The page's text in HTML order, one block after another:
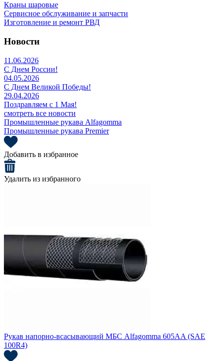
Краны шаровые
Сервисное обслуживание и запчасти
Изготовление и ремонт РВД
Новости
11.06.2026
С Днем России!
04.05.2026
С Днем Великой Победы!
29.04.2026
Поздравляем с 1 Мая!
смотреть все новости
Промышленные рукава Alfagomma
Промышленные рукава Premier
Добавить в избранное
Удалить из избранного
Рукав напорно-всасывающий МБС Alfagomma 605AA (SAE
100R4)